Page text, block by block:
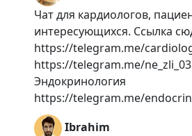
Чат для кардиологов,
интересующихся. Ссылка
https://telegram.me/
https://telegram.me/ne_zli_03
Эндокринология
https://telegram.me/
Ibrahim